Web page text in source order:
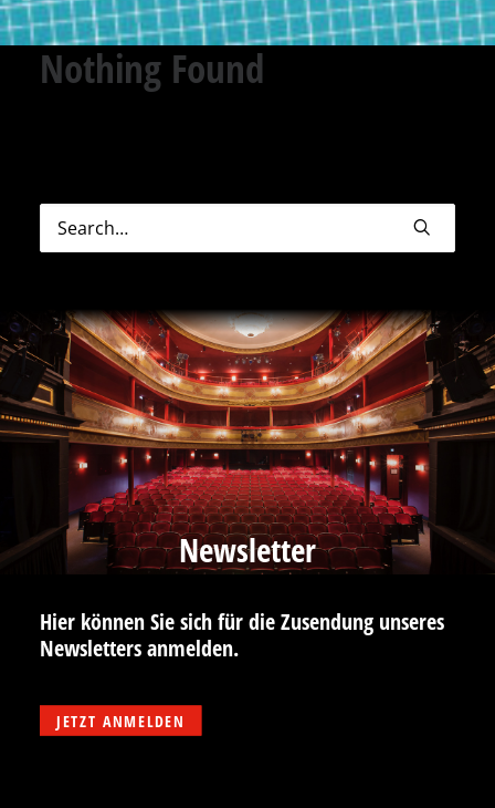
Nothing Found
Newsletter
Hier können Sie sich für die Zusendung unseres
Newsletters anmelden.
JETZT ANMELDEN